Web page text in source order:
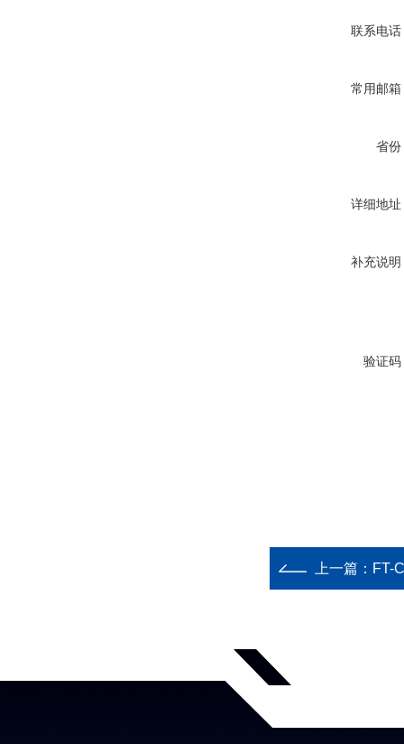
联系电话
常用邮箱
省份
详细地址
补充说明
验证码
上一篇： FT-